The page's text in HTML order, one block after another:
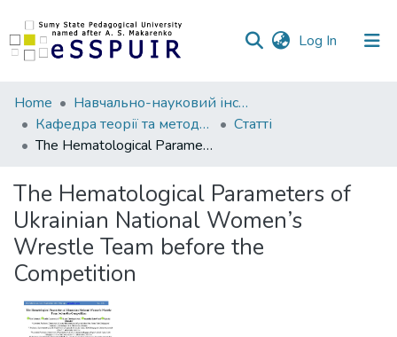
Log In (current)
Communities
&
Collections
Statistics
Home
Навчально-науковий інститут фізичної культури
Кафедра теорії та методики спорту
Статті
The Hematological Parameters of Ukrainian National Women’s Wrestle Team before the Competition
The Hematological Parameters of
Ukrainian National Women’s
Wrestle Team before the
Competition